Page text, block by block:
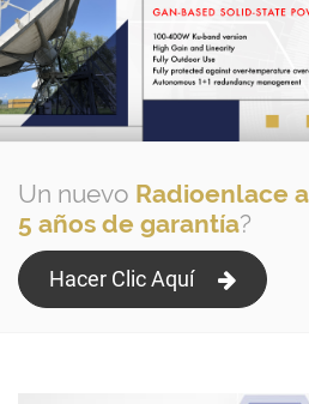
Un nuevo Radioenlace
5 años de garantía?
Hacer Clic Aquí